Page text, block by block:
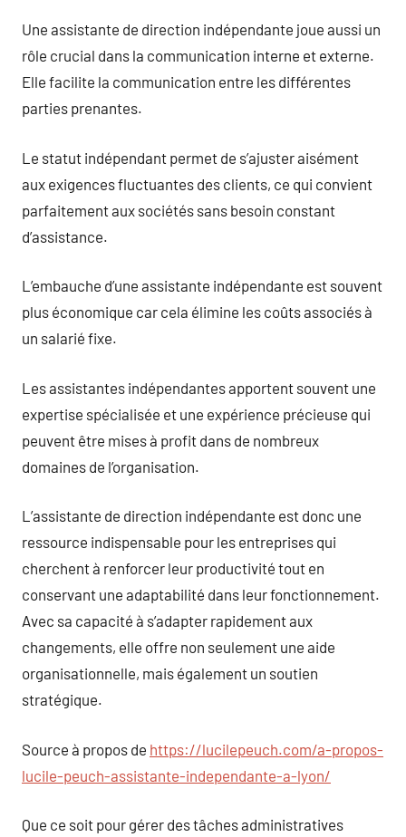
Une assistante de direction indépendante joue aussi un
rôle crucial dans la communication interne et externe.
Elle facilite la communication entre les différentes
parties prenantes.
Le statut indépendant permet de s’ajuster aisément
aux exigences fluctuantes des clients, ce qui convient
parfaitement aux sociétés sans besoin constant
d’assistance.
L’embauche d’une assistante indépendante est souvent
plus économique car cela élimine les coûts associés à
un salarié fixe.
Les assistantes indépendantes apportent souvent une
expertise spécialisée et une expérience précieuse qui
peuvent être mises à profit dans de nombreux
domaines de l’organisation.
L’assistante de direction indépendante est donc une
ressource indispensable pour les entreprises qui
cherchent à renforcer leur productivité tout en
conservant une adaptabilité dans leur fonctionnement.
Avec sa capacité à s’adapter rapidement aux
changements, elle offre non seulement une aide
organisationnelle, mais également un soutien
stratégique.
Source à propos de https://lucilepeuch.com/a-propos-
lucile-peuch-assistante-independante-a-lyon/
Que ce soit pour gérer des tâches administratives